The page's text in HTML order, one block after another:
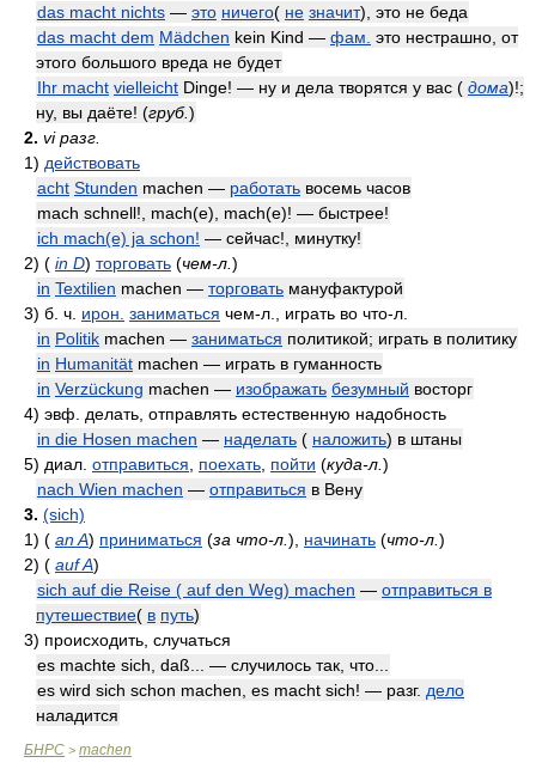
das macht nichts — это ничего( не значит), это не беда
das macht dem Mädchen kein Kind — фам. это нестрашно, от
этого большого вреда не будет
Ihr macht vielleicht Dinge! — ну и дела творятся у вас ( дома)!;
ну, вы даёте! (груб.)
2. vi разг.
1) действовать
acht Stunden machen — работать восемь часов
mach schnell!, mach(e), mach(e)! — быстрее!
ich mach(e) ja schon! — сейчас!, минутку!
2) ( in D) торговать (чем-л. )
in Textilien machen — торговать мануфактурой
3) б. ч. ирон. заниматься чем-л., играть во что-л.
in Politik machen — заниматься политикой; играть в политику
in Humanität machen — играть в гуманность
in Verzückung machen — изображать безумный восторг
4) эвф. делать, отправлять естественную надобность
in die Hosen machen — наделать ( наложить) в штаны
5) диал. отправиться поехать пойти (куда-л. )
nach Wien machen — отправиться в Вену
3. (sich)
1) ( an A) приниматься (за что-л. ) начинать (что-л. )
2) ( auf A)
sich auf die Reise ( auf den Weg) machen — отправиться в
путешествие( в путь)
3) происходить, случаться
es machte sich, daß... — случилось так, что...
es wird sich schon machen, es macht sich! — разг. дело
наладится
БНРС > machen